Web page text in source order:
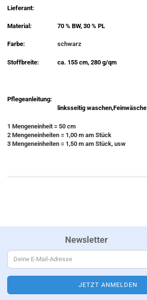
Lieferant:
Material: 70 % BW, 30 % PL
Farbe: schwarz
Stoffbreite: ca. 155 cm, 280 g/qm
Pflegeanleitung:
linksseitig waschen,Feinwäsche
1 Mengeneinheit = 50 cm
2 Mengeneinheiten = 1,00 m am Stück
3 Mengeneinheiten = 1,50 m am Stück, usw
Newsletter